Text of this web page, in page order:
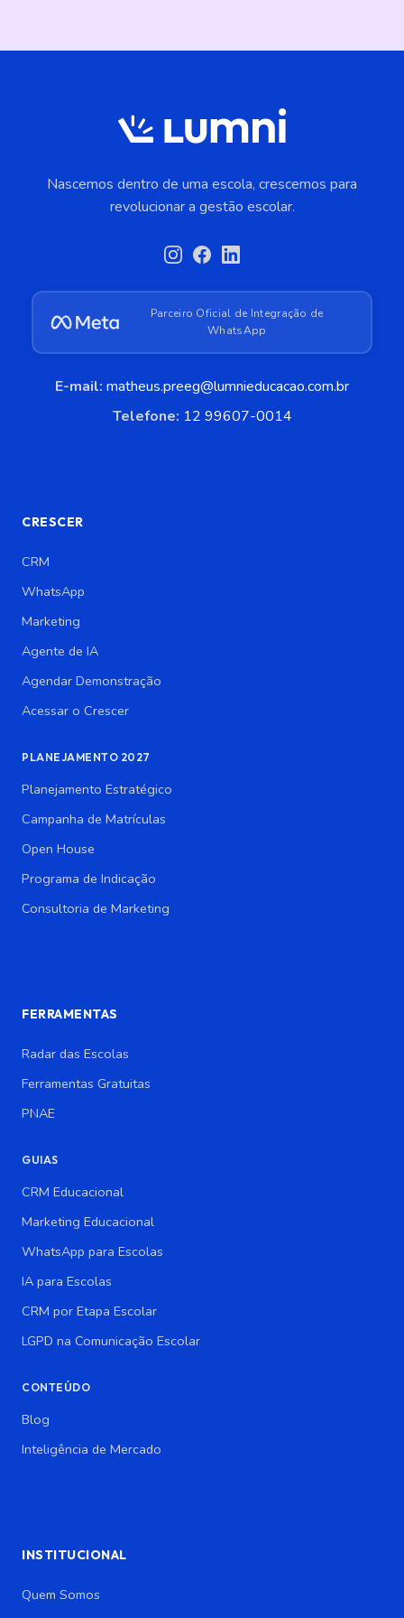
Nascemos dentro de uma escola, crescemos para
revolucionar a gestão escolar.
Parceiro Oficial de Integração de
WhatsApp
E-mail: matheus.preeg@lumnieducacao.com.br
Telefone: 12 99607-0014
CRESCER
CRM
WhatsApp
Marketing
Agente de IA
Agendar Demonstração
Acessar o Crescer
PLANEJAMENTO 2027
Planejamento Estratégico
Campanha de Matrículas
Open House
Programa de Indicação
Consultoria de Marketing
FERRAMENTAS
Radar das Escolas
Ferramentas Gratuitas
PNAE
GUIAS
CRM Educacional
Marketing Educacional
WhatsApp para Escolas
IA para Escolas
CRM por Etapa Escolar
LGPD na Comunicação Escolar
CONTEÚDO
Blog
Inteligência de Mercado
INSTITUCIONAL
Quem Somos